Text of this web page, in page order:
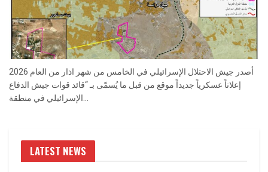
أصدر جيش الاحتلال الإسرائيلي في الخامس من شهر اذار من العام 2026
إعلاناً عسكرياً جديداً موقع من قبل ما يُسمّى بـ “قائد قوات جيش الدفاع
LATEST NEWS